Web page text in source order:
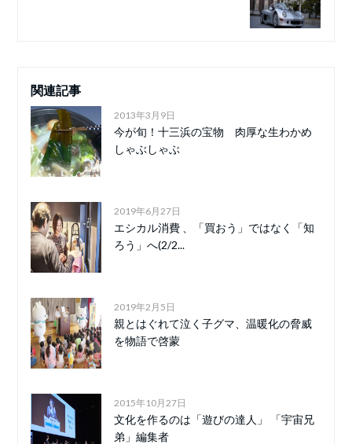
関連記事
2013年3月9日
今が旬！十三浜の宝物 肉厚な生わかめ
しゃぶしゃぶ
2019年6月27日
エシカル消費 、「買おう」ではなく「知
ろう」へ(2/2...
2019年2月5日
親とはぐれて泣く子グマ、温暖化の脅威
を物語で啓蒙
2015年10月27日
文化を作るのは「遊びの達人」 「宇宙兄
弟」編集者